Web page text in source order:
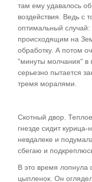
Время как
и
ГЛАВА ПЯТАЯ
Эзотерика и
Мироздания -
Кто придумал
спиритизм -
ГЛАВА ШЕСТАЯ
там ему удавалось
воздействия. Ведь с
оптимальный случай:
происходящим на
обработку. А потом
"минуты молчания" в
серьезно пытается
тремя моралями.
Скотный двор.
гнезде сидит
невдалеке и
сбегаю и
В это время лопнула
цыпленок. Он